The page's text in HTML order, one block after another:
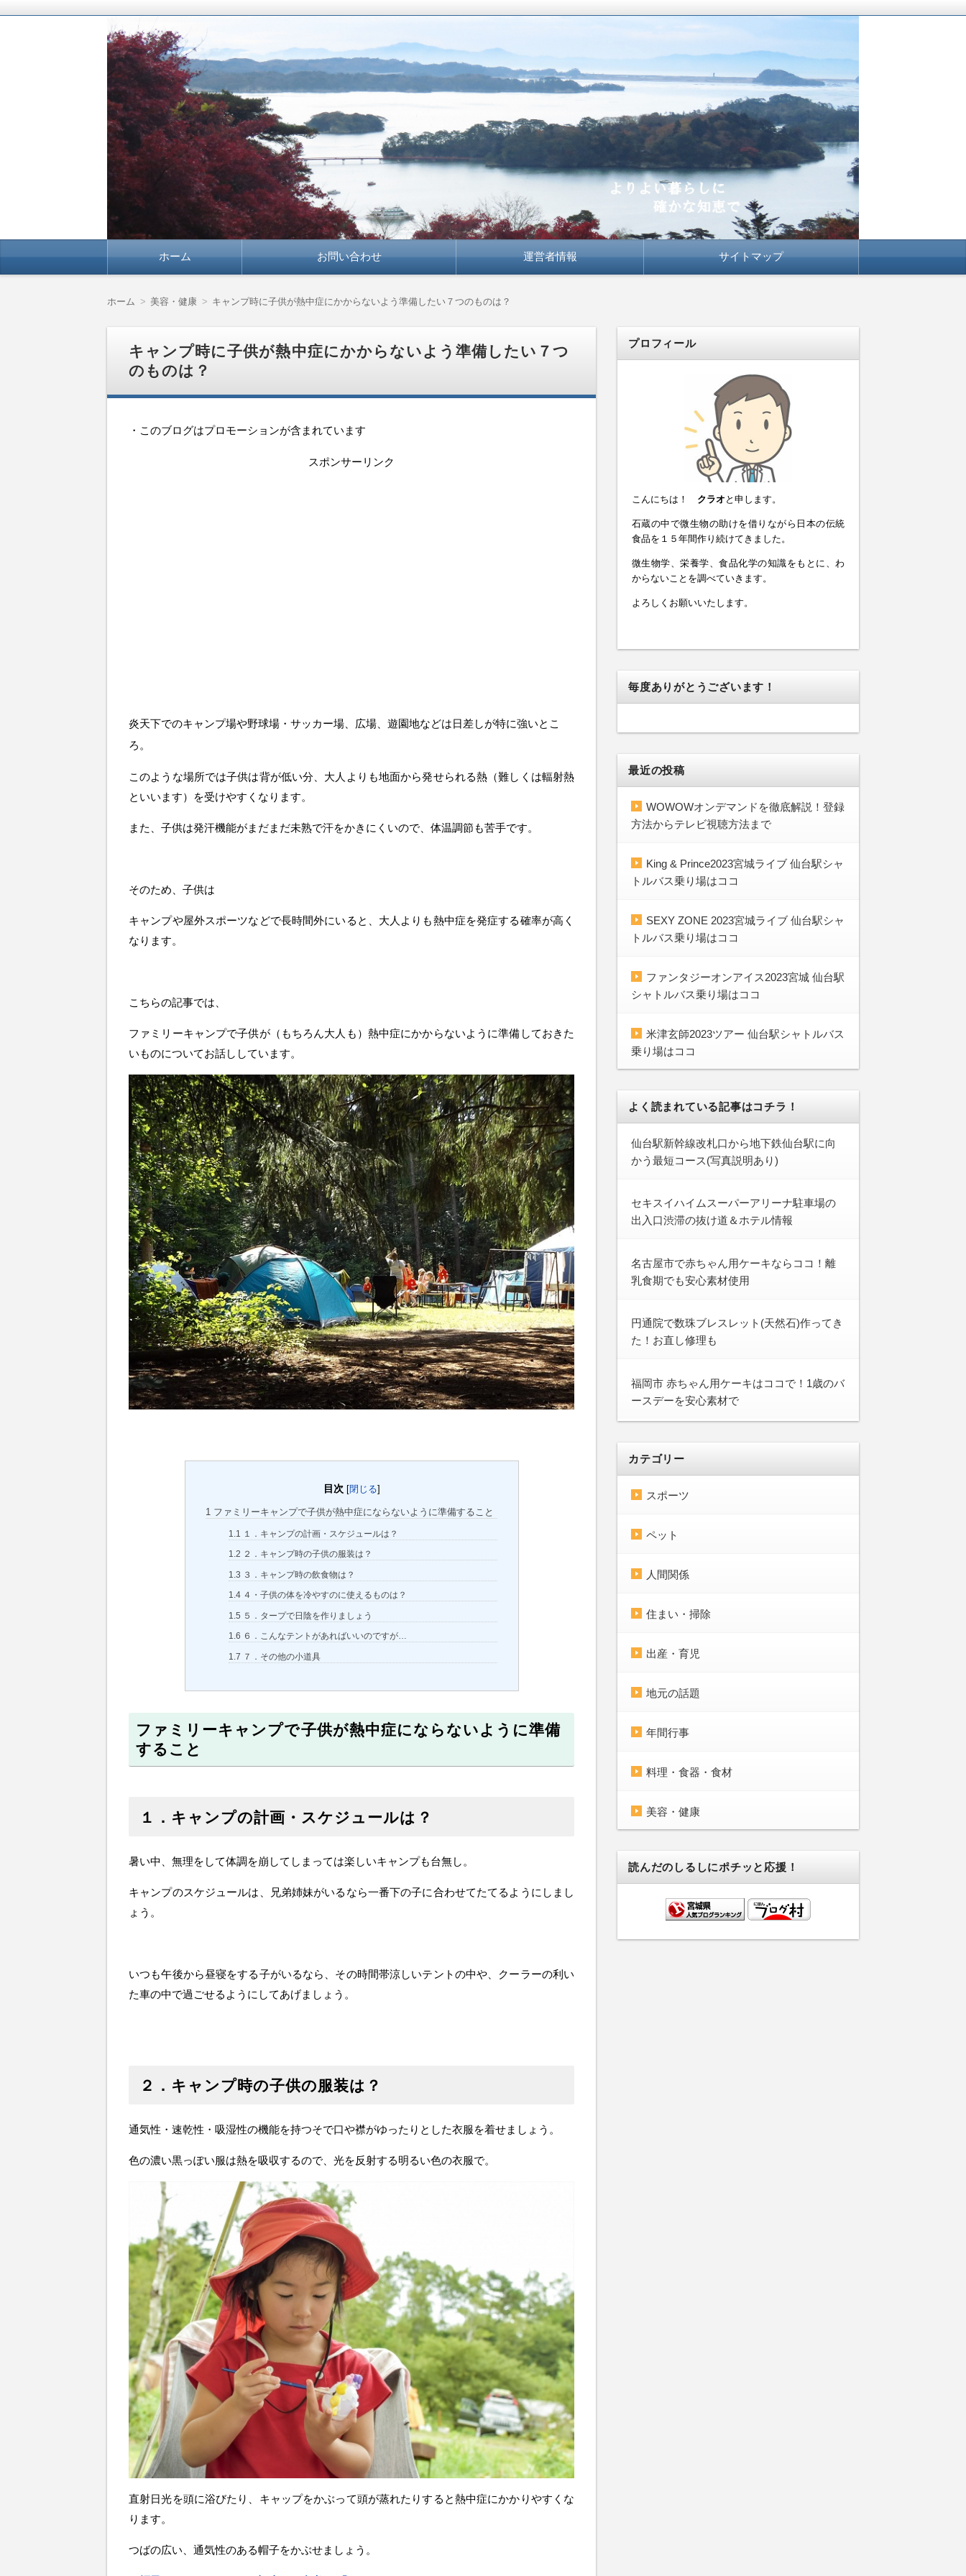
よりよい暮らしに確かな知恵で
豊かな暮らしを応援します！
ン
ホーム お問い合わせ 運営者情報 サイトマップ
ホーム 美容・健康 キャンプ時に子供が熱中症にかからないよう準備したい７つのものは？
キャンプ時に子供が熱中症にかからないよう準備したい７つ
のものは？
・このブログはプロモーションが含まれています
スポンサーリンク
炎天下でのキャンプ場や野球場・サッカー場、広場、遊園地などは日差しが特に強いとこ
ろ。
このような場所では子供は背が低い分、大人よりも地面から発せられる熱（難しくは輻射熱
といいます）を受けやすくなります。
また、子供は発汗機能がまだまだ未熟で汗をかきにくいので、体温調節も苦手です。
そのため、子供は
キャンプや屋外スポーツなどで長時間外にいると、大人よりも熱中症を発症する確率が高く
なります。
こちらの記事では、
ファミリーキャンプで子供が（もちろん大人も）熱中症にかからないように準備しておきた
いものについてお話ししています。
目次 [閉じる]
1 ファミリーキャンプで子供が熱中症にならないように準備すること
1.1 １．キャンプの計画・スケジュールは？
1.2 ２．キャンプ時の子供の服装は？
1.3 ３．キャンプ時の飲食物は？
1.4 ４・子供の体を冷やすのに使えるものは？
1.5 ５．タープで日陰を作りましょう
1.6 ６．こんなテントがあればいいのですが…
1.7 ７．その他の小道具
ファミリーキャンプで子供が熱中症にならないように準備
すること
１．キャンプの計画・スケジュールは？
暑い中、無理をして体調を崩してしまっては楽しいキャンプも台無し。
キャンプのスケジュールは、兄弟姉妹がいるなら一番下の子に合わせてたてるようにしまし
ょう。
いつも午後から昼寝をする子がいるなら、その時間帯涼しいテントの中や、クーラーの利い
た車の中で過ごせるようにしてあげましょう。
２．キャンプ時の子供の服装は？
通気性・速乾性・吸湿性の機能を持つそで口や襟がゆったりとした衣服を着せましょう。
色の濃い黒っぽい服は熱を吸収するので、光を反射する明るい色の衣服で。
直射日光を頭に浴びたり、キャップをかぶって頭が蒸れたりすると熱中症にかかりやすくな
ります。
つばの広い、通気性のある帽子をかぶせましょう。
プロフィール
こんにちは！ クラオ と申します。
石蔵の中で微生物の助けを借りながら日本の伝統
食品を１５年間作り続けてきました。
微生物学、栄養学、食品化学の知識をもとに、わ
からないことを調べていきます。
よろしくお願いいたします。
毎度ありがとうございます！
最近の投稿
WOWOWオンデマンドを徹底解説！登録
方法からテレビ視聴方法まで
King & Prince2023宮城ライブ 仙台駅シャ
トルバス乗り場はココ
SEXY ZONE 2023宮城ライブ 仙台駅シャ
トルバス乗り場はココ
ファンタジーオンアイス2023宮城 仙台駅
シャトルバス乗り場はココ
米津玄師2023ツアー 仙台駅シャトルバス
乗り場はココ
よく読まれている記事はコチラ！
仙台駅新幹線改札口から地下鉄仙台駅に向
かう最短コース(写真説明あり)
セキスイハイムスーパーアリーナ駐車場の
出入口渋滞の抜け道＆ホテル情報
名古屋市で赤ちゃん用ケーキならココ！離
乳食期でも安心素材使用
円通院で数珠ブレスレット(天然石)作ってき
た！お直し修理も
福岡市 赤ちゃん用ケーキはココで！1歳のバ
ースデーを安心素材で
カテゴリー
スポーツ
ペット
人間関係
住まい・掃除
出産・育児
地元の話題
年間行事
料理・食器・食材
美容・健康
読んだのしるしにポチッと応援！